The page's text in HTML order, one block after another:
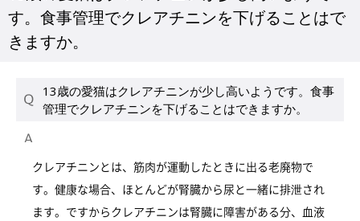
す。食事管理でクレアチニンを下げることはで
きますか。
13歳の愛猫はクレアチニンが少し高いようです。食事
管理でクレアチニンを下げることはできますか。
クレアチニンとは、筋肉が運動したときに出る老廃物で
す。健康な場合、ほとんどが腎臓から尿と一緒に排泄され
ます。ですからクレアチニンは腎臓に障害がある分、血液